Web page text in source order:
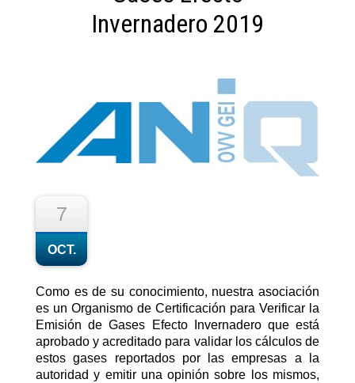
Invernadero 2019
7
OCT.
Como es de su conocimiento, nuestra asociación
es un Organismo de Certificación para Verificar la
Emisión de Gases Efecto Invernadero que está
aprobado y acreditado para validar los cálculos de
estos gases reportados por las empresas a la
autoridad y emitir una opinión sobre los mismos,